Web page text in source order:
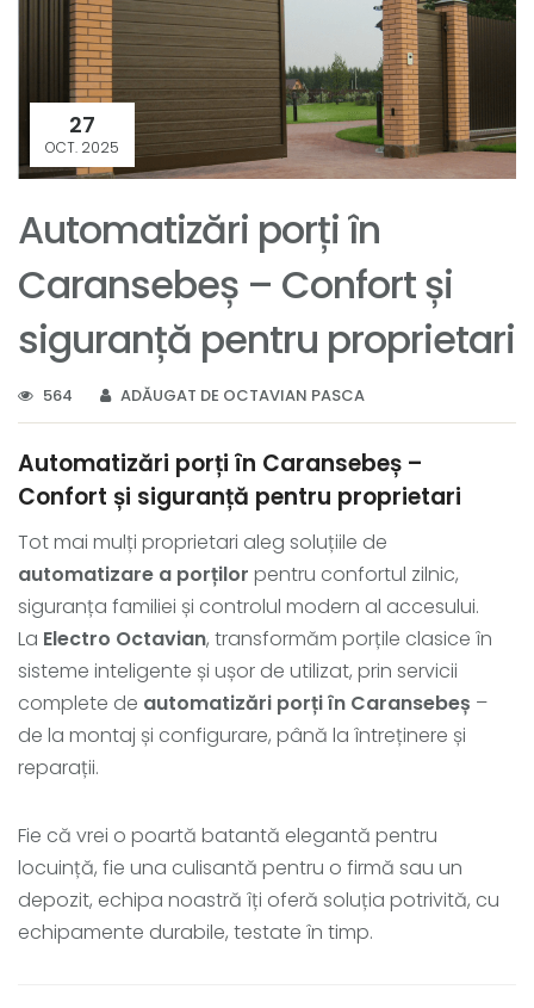
27
OCT. 2025
Automatizări porți în
Caransebeș – Confort și
siguranță pentru proprietari
564 ADĂUGAT DE OCTAVIAN PASCA
Automatizări porți în Caransebeș –
Confort și siguranță pentru proprietari
Tot mai mulți proprietari aleg soluțiile de
automatizare a porților pentru confortul zilnic,
siguranța familiei și controlul modern al accesului.
La Electro Octavian, transformăm porțile clasice în
sisteme inteligente și ușor de utilizat, prin servicii
complete de automatizări porți în Caransebeș –
de la montaj și configurare, până la întreținere și
reparații.
Fie că vrei o poartă batantă elegantă pentru
locuință, fie una culisantă pentru o firmă sau un
depozit, echipa noastră îți oferă soluția potrivită, cu
echipamente durabile, testate în timp.